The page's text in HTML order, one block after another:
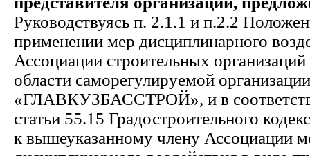
Руководствуясь п. 2.1.1 и п.2.2
применении мер дисциплинарного
Ассоциации строительных
области саморегулируемой организации
«ГЛАВКУЗБАССТРОЙ», и в
статьи 55.15 Градостроительного
к вышеуказанному члену Ассоциации